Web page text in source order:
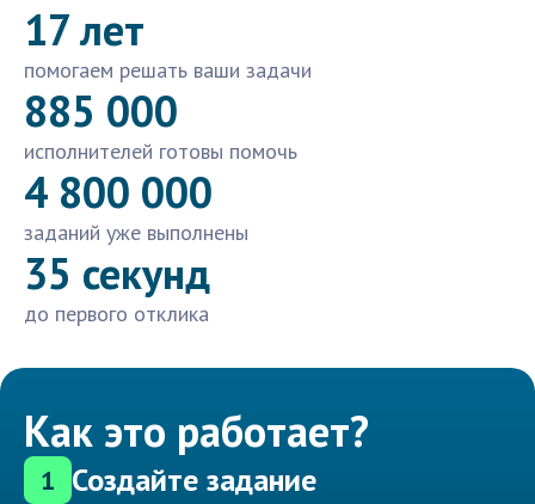
17 лет
помогаем решать ваши задачи
885 000
исполнителей готовы помочь
4 800 000
заданий уже выполнены
35 секунд
до первого отклика
Как это работает?
1 Создайте задание